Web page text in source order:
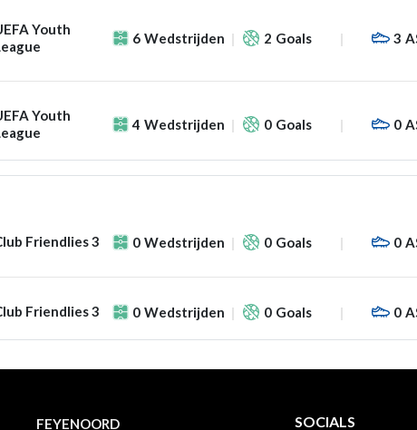
Youth
6 Wedstrijden 2 Goals 3
Youth
4 Wedstrijden 0 Goals 0
Friendlies 3 0 Wedstrijden 0 Goals 0
Friendlies 3 0 Wedstrijden 0 Goals 0
FEYENOORD SOCIALS